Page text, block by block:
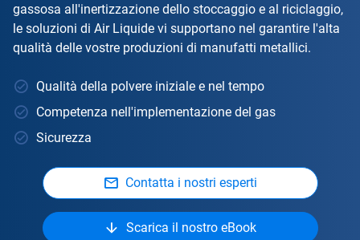
gassosa all'inertizzazione dello stoccaggio e al riciclaggio,
le soluzioni di Air Liquide vi supportano nel garantire l'alta
qualità delle vostre produzioni di manufatti metallici.
Qualità della polvere iniziale e nel tempo
Competenza nell'implementazione del gas
Sicurezza
Contatta i nostri esperti
Scarica il nostro eBook